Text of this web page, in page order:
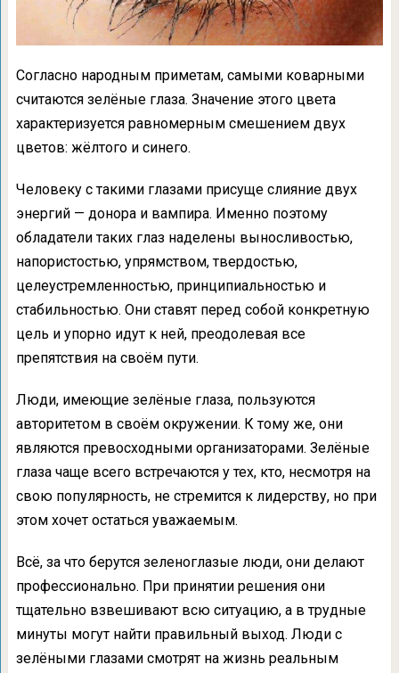
Согласно народным приметам, самыми коварными
считаются зелёные глаза. Значение этого цвета
характеризуется равномерным смешением двух
цветов: жёлтого и синего.
Человеку с такими глазами присуще слияние двух
энергий — донора и вампира. Именно поэтому
обладатели таких глаз наделены выносливостью,
напористостью, упрямством, твердостью,
целеустремленностью, принципиальностью и
стабильностью. Они ставят перед собой конкретную
цель и упорно идут к ней, преодолевая все
препятствия на своём пути.
Люди, имеющие зелёные глаза, пользуются
авторитетом в своём окружении. К тому же, они
являются превосходными организаторами. Зелёные
глаза чаще всего встречаются у тех, кто, несмотря на
свою популярность, не стремится к лидерству, но при
этом хочет остаться уважаемым.
Всё, за что берутся зеленоглазые люди, они делают
профессионально. При принятии решения они
тщательно взвешивают всю ситуацию, а в трудные
минуты могут найти правильный выход. Люди с
зелёными глазами смотрят на жизнь реальным